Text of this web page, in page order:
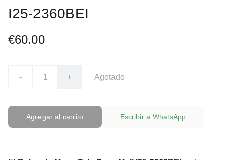
I25-2360BEI
€60.00
- + Agotado
Agregar al carrito Escribir a WhatsApp